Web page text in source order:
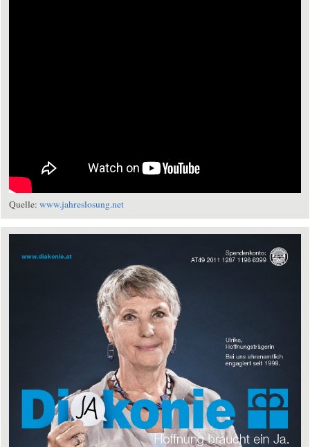
Quelle: www.jahreslosung.net